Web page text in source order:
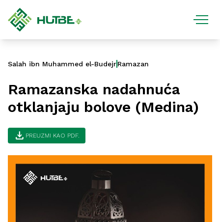
Salah ibn Muhammed el-BudejrRamazan
Ramazanska nadahnuća
otklanjaju bolove (Medina)
download PREUZMI KAO PDF.